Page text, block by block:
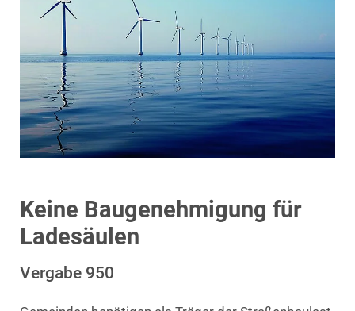
Keine Baugenehmigung für
Ladesäulen
Vergabe 950